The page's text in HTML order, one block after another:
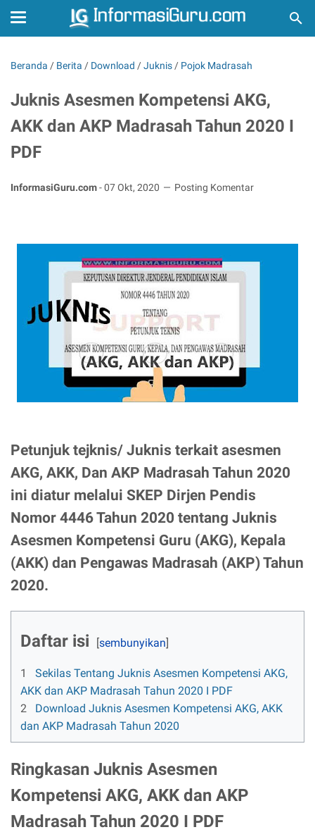
Beranda / Berita / Download /Juknis / Pojok Madrasah
Juknis Asesmen Kompetensi AKG,
AKK dan AKP Madrasah Tahun 2020 I
PDF
InformasiGuru.com-07 Okt, 2020 Posting Komentar
Petunjuk tejknis/ Juknis terkait asesmen
AKG, AKK, Dan AKP Madrasah Tahun 2020
ini diatur melalui SKEP Dirjen Pendis
Nomor 4446 Tahun 2020 tentang Juknis
Asesmen Kompetensi Guru (AKG), Kepala
(AKK) dan Pengawas Madrasah (AKP) Tahun
2020.
Daftar isi
1
Sekilas Tentang Juknis Asesmen Kompetensi AKG,
AKK dan AKP Madrasah Tahun 2020 I PDF
2
Download Juknis Asesmen Kompetensi AKG, AKK
dan AKP Madrasah Tahun 2020
Ringkasan Juknis Asesmen
Kompetensi AKG, AKK dan AKP
Madrasah Tahun 2020 I PDF